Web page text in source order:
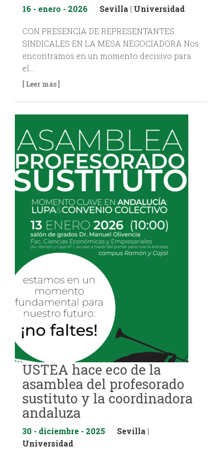
16 - enero - 2026 Sevilla | Universidad
CON PRESENCIA DE REPRESENTANTES
SINDICALES EN LA MESA NEGOCIADORA Nos
encontramos en un momento decisivo para
el…
[ Leer más ]
USTEA hace eco de la
asamblea del profesorado
sustituto y la coordinadora
andaluza
30 - diciembre - 2025 Sevilla |
Universidad